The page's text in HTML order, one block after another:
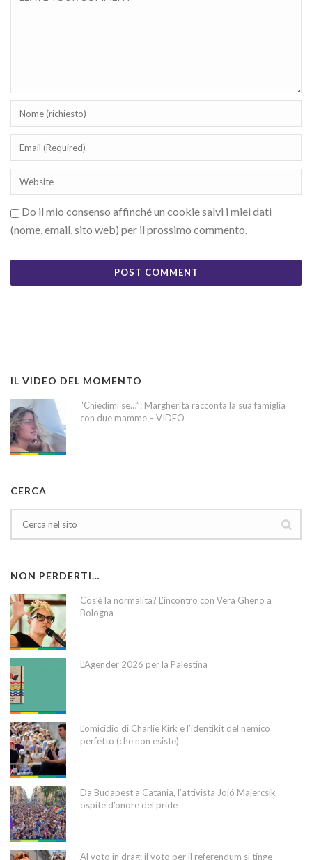
Do il mio consenso affinché un cookie salvi i miei dati
(nome, email, sito web) per il prossimo commento.
IL VIDEO DEL MOMENTO
“Chiedimi se…”: Margherita racconta la sua famiglia
con due mamme – VIDEO
CERCA
NON PERDERTI…
Cos’è la normalità? L’incontro con Vera Gheno a
Bologna
L’Agender 2026 per la Palestina
L’omicidio di Charlie Kirk e l’identikit del nemico
perfetto (che non esiste)
Da Budapest a Catania, l’attivista Jojó Majercsik
ospite d’onore del pride
Al voto in drag: il voto per il referendum si tinge